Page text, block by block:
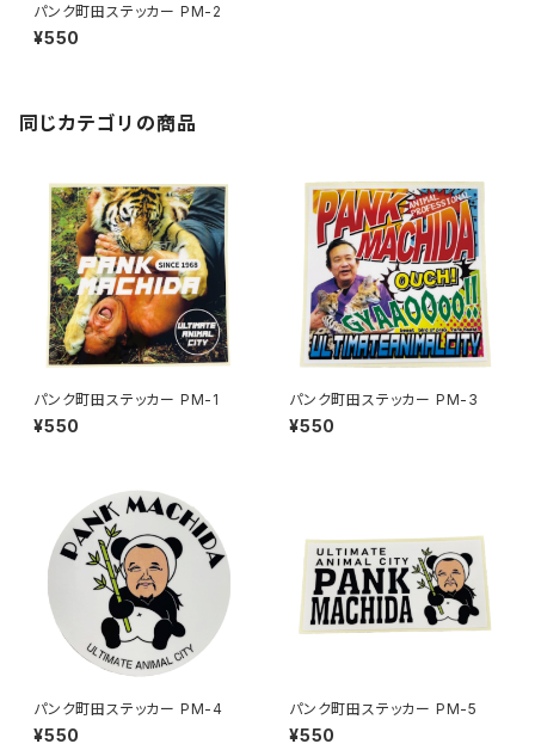
パンク町田ステッカー PM-2
¥550
同じカテゴリの商品
パンク町田ステッカー PM-1
¥550
パンク町田ステッカー PM-3
¥550
パンク町田ステッカー PM-4
¥550
パンク町田ステッカー PM-5
¥550